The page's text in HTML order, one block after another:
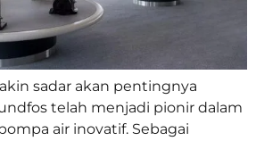
sadar akan pentingnya
telah menjadi pionir dalam
air inovatif. Sebagai